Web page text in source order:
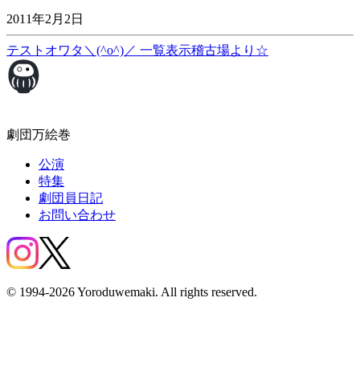
2011年2月2日
テストオワタ＼(^o^)／ 一覧表示稽古場より☆
劇団万絵巻
公演
特集
劇団員日記
お問い合わせ
© 1994-2026 Yoroduwemaki. All rights reserved.